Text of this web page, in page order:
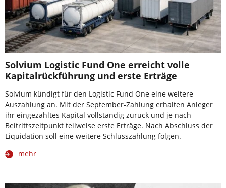
Solvium Logistic Fund One erreicht volle
Kapitalrückführung und erste Erträge
Solvium kündigt für den Logistic Fund One eine weitere
Auszahlung an. Mit der September-Zahlung erhalten Anleger
ihr eingezahltes Kapital vollständig zurück und je nach
Beitrittszeitpunkt teilweise erste Erträge. Nach Abschluss der
Liquidation soll eine weitere Schlusszahlung folgen.
mehr